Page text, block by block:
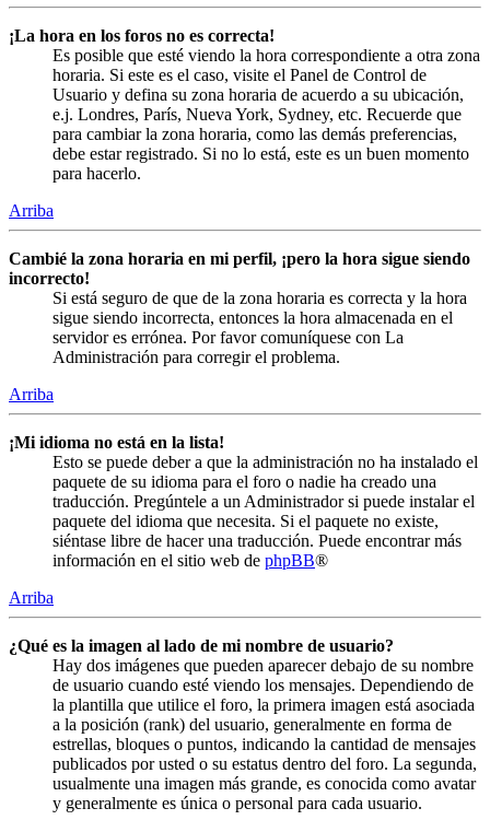
¡La hora en los foros no es correcta!
Es posible que esté viendo la hora correspondiente a otra zona
horaria. Si este es el caso, visite el Panel de Control de
Usuario y defina su zona horaria de acuerdo a su ubicación,
e.j. Londres, París, Nueva York, Sydney, etc. Recuerde que
para cambiar la zona horaria, como las demás preferencias,
debe estar registrado. Si no lo está, este es un buen momento
para hacerlo.
Arriba
Cambié la zona horaria en mi perfil, ¡pero la hora sigue siendo
incorrecto!
Si está seguro de que de la zona horaria es correcta y la hora
sigue siendo incorrecta, entonces la hora almacenada en el
servidor es errónea. Por favor comuníquese con La
Administración para corregir el problema.
Arriba
¡Mi idioma no está en la lista!
Esto se puede deber a que la administración no ha instalado el
paquete de su idioma para el foro o nadie ha creado una
traducción. Pregúntele a un Administrador si puede instalar el
paquete del idioma que necesita. Si el paquete no existe,
siéntase libre de hacer una traducción. Puede encontrar más
información en el sitio web de phpBB®
Arriba
¿Qué es la imagen al lado de mi nombre de usuario?
Hay dos imágenes que pueden aparecer debajo de su nombre
de usuario cuando esté viendo los mensajes. Dependiendo de
la plantilla que utilice el foro, la primera imagen está asociada
a la posición (rank) del usuario, generalmente en forma de
estrellas, bloques o puntos, indicando la cantidad de mensajes
publicados por usted o su estatus dentro del foro. La segunda,
usualmente una imagen más grande, es conocida como avatar
y generalmente es única o personal para cada usuario.